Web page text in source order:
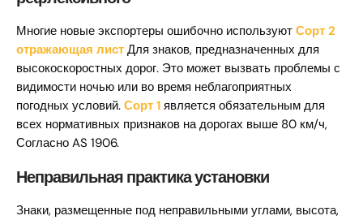
Многие новые экспортеры ошибочно используют Сорт 2
отражающая лист Для знаков, предназначенных для
высокоскоростных дорог. Это может вызвать проблемы с
видимости ночью или во время неблагоприятных
погодных условий. Сорт 1 является обязательным для
всех нормативных признаков на дорогах выше 80 км/ч,
Согласно AS 1906.
Неправильная практика установки
Знаки, размещенные под неправильными углами, высота,